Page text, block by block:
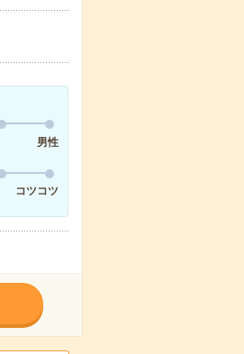
男性
コツコツ